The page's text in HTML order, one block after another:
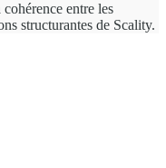
entre les
structurantes de Scality.